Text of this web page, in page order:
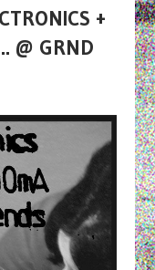
+
@ GRND